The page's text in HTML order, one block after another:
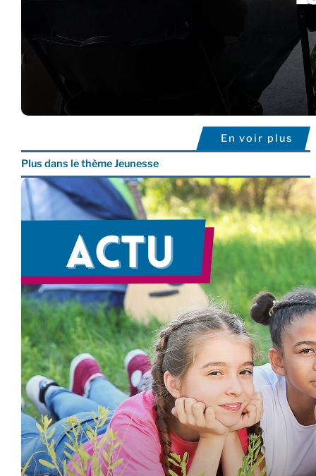
En voir plus
Plus dans le thème Jeunesse